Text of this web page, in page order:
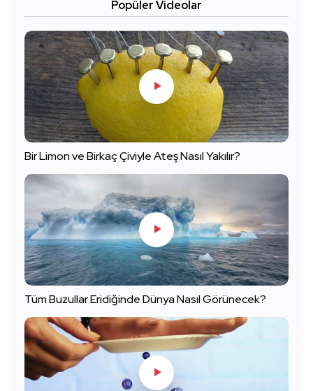
Popüler Videolar
Bir Limon ve Birkaç Çiviyle Ateş Nasıl Yakılır?
Tüm Buzullar Eridiğinde Dünya Nasıl Görünecek?